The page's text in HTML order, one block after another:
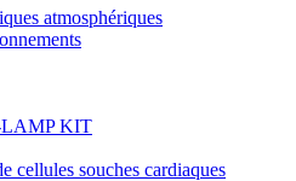
atmosphériques
LAMP KIT
cellules souches cardiaques